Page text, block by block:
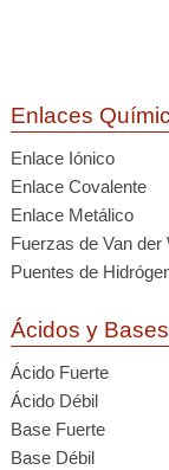
Enlaces
Enlace Iónico
Enlace Covalente
Enlace Metálico
Fuerzas de Van der
Puentes de
Ácidos y Bases
Ácido Fuerte
Ácido Débil
Base Fuerte
Base Débil